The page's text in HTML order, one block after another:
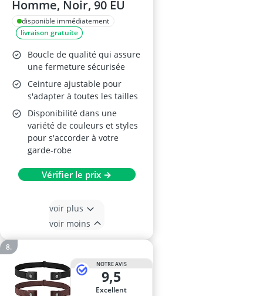
Homme, Noir, 90 EU
disponible immédiatement
livraison gratuite
Boucle de qualité qui assure
une fermeture sécurisée
Ceinture ajustable pour
s'adapter à toutes les tailles
Disponibilité dans une
variété de couleurs et styles
pour s'accorder à votre
garde-robe
Vérifier le prix →
voir plus
voir moins
NOTRE AVIS
9,5
Excellent